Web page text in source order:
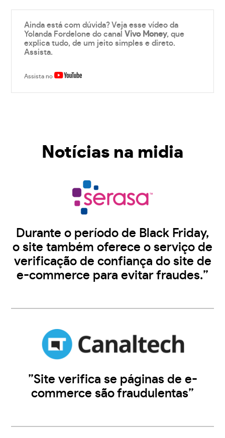
Ainda está com dúvida? Veja esse vídeo da
Yolanda Fordelone do canalVivo Money, que
explica tudo, de um jeito simples e direto.
Assista.
Assista no
Notícias na midia
Durante o período de Black Friday,
o site também oferece o serviço de
verificação de confiança do site de
e-commerce para evitar fraudes.”
”Site verifica se páginas de e-
commerce são fraudulentas”